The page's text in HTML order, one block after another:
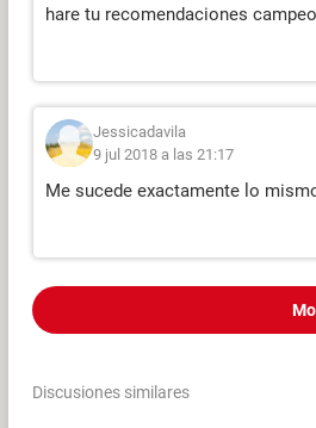
hare tu recomendaciones
Jessicadavila
9 jul 2018 a las 21:17
Me sucede exactamente lo
Discusiones similares